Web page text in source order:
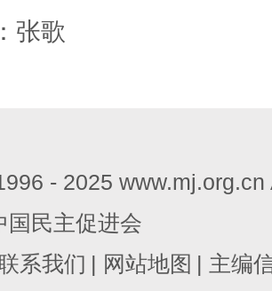
张歌
- 2025
国民主促进会
系我们 | 网站地图 | 主编